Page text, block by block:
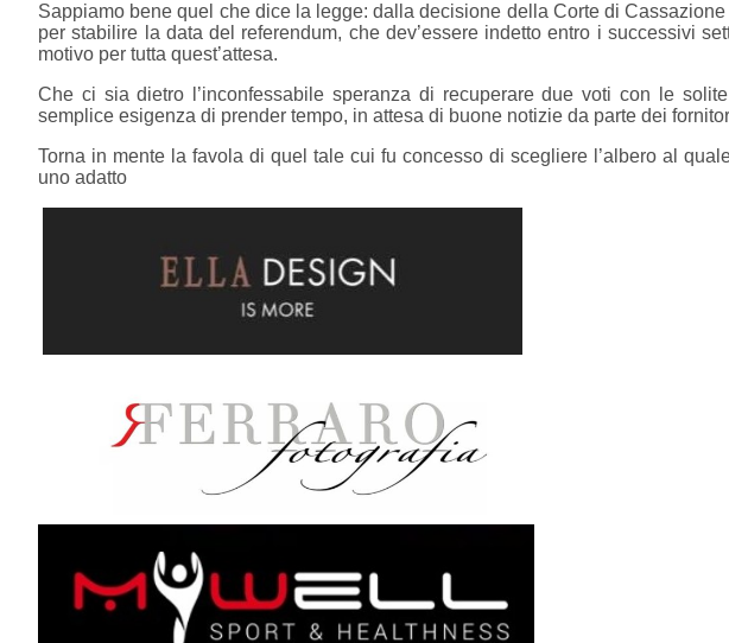
Sappiamo bene quel che dice la legge: dalla decisione della Corte di
per stabilire la data del referendum, che dev’essere indetto entro i successivi
motivo per tutta quest’attesa.
Che ci sia dietro l’inconfessabile speranza di recuperare due voti con le
semplice esigenza di prender tempo, in attesa di buone notizie da parte dei
Torna in mente la favola di quel tale cui fu concesso di scegliere l’albero al
uno adatto